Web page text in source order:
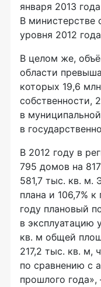
января 2013
В министерстве
уровня 2012
В целом же,
области
которых 19,6
собственности,
в
в
В 2012 году в
795 домов на
581,7 тыс. кв. м.
плана и 106,7%
году плановый
в эксплуатацию
кв. м общей
217,2 тыс. кв. м,
по сравнению с
прошлого